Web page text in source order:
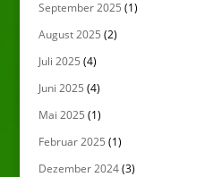
September 2025 (1)
August 2025 (2)
Juli 2025 (4)
Juni 2025 (4)
Mai 2025 (1)
Februar 2025 (1)
Dezember 2024(3)